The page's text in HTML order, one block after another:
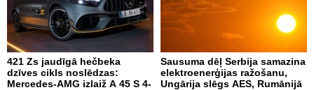
421 Zs jaudīgā hečbeka
dzīves cikls noslēdzas:
Mercedes-AMG izlaiž A 45 S 4-
Sausuma dēļ Serbija samazina
elektroenerģijas ražošanu,
Ungārija slēgs AES, Rumānijā